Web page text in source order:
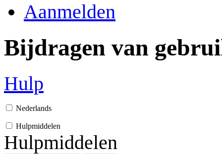
Aanmelden
Bijdragen van
Hulp
Nederlands
Hulpmiddelen
Hulpmiddelen